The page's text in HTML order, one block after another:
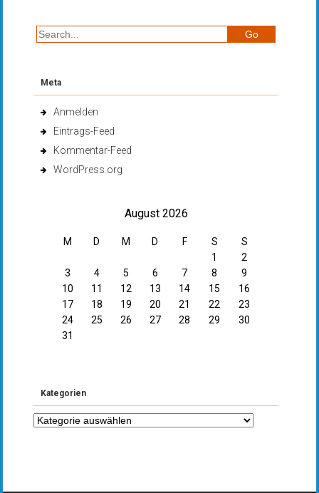
Meta
Anmelden
Eintrags-Feed
Kommentar-Feed
WordPress.org
August 2026
M D M D F S
S
1
2
3
4 5 6 7 8
9
10
11 12 13 14 15
16
17
18 19 20 21 22
23
24
25 26 27 28 29
30
31
Kategorien
Kategorien